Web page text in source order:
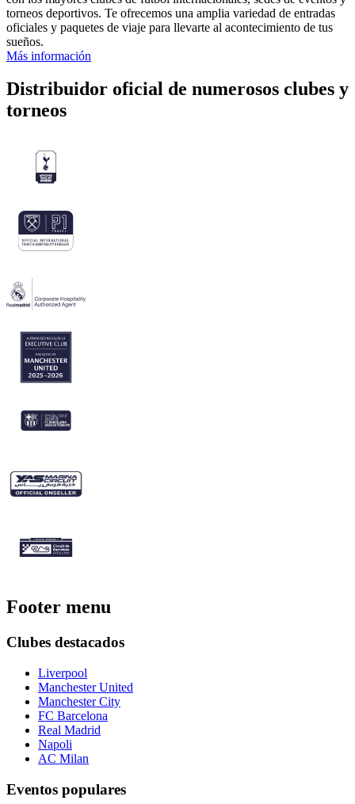
torneos deportivos. Te ofrecemos una amplia variedad de entradas
oficiales y paquetes de viaje para llevarte al acontecimiento de tus
sueños.
Más información
Distribuidor oficial de numerosos clubes y
torneos
Footer menu
Clubes destacados
Liverpool
Manchester United
Manchester City
FC Barcelona
Real Madrid
Napoli
AC Milan
Eventos populares